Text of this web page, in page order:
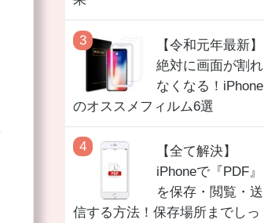
【令和元年最新】
絶対に画面が割れ
なくなる！iPhone
のオススメフィルム6選
【全て解決】
iPhoneで『PDF』
を保存・閲覧・送
信する方法！保存場所までしっ